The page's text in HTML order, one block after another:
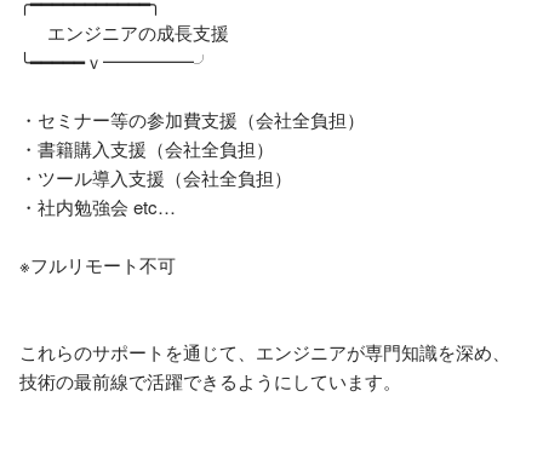
エンジニアの成長支援
╰━━━━━ｖ━━━━━╯
・セミナー等の参加費支援（会社全負担）
・書籍購入支援（会社全負担）
・ツール導入支援（会社全負担）
・社内勉強会 etc…
※フルリモート不可
これらのサポートを通じて、エンジニアが専門知識を深め、
技術の最前線で活躍できるようにしています。